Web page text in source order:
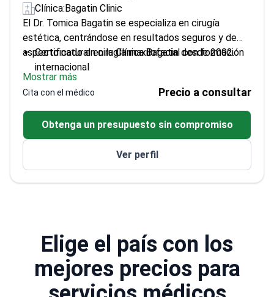
Elige el país con los
mejores precios para
Clínica:Bagatin Clinic
El Dr. Tomica Bagatin se especializa en cirugía
estética, centrándose en resultados seguros y de
aspecto natural en la Clínica Bagatin desde 2002.
Certificado en cirugía maxilofacial con formación
internacional
Miembro activo de EACMFS e IAOMS, sociedades
quirúrgicas líderes a nivel mundial
Asiste regularmente a conferencias mundiales
para mantenerse actualizado sobre las últimas
técnicas
Realiza procedimientos en la Clínica Bagatin,
acreditada por la JCI
Mostrar más
Cita con el médico Precio a consultar
Obtenga un presupuesto sin compromiso
Ver perfil